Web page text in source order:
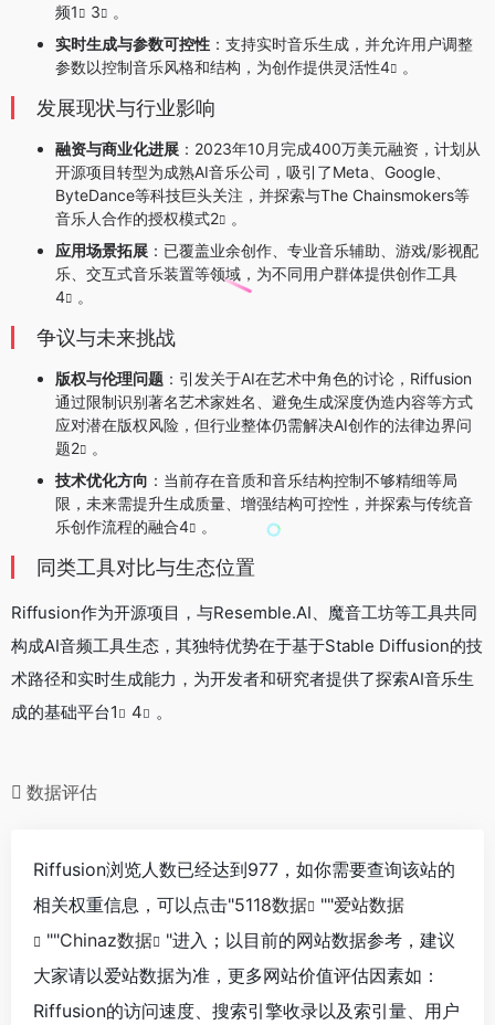
频1 3
。
实时生成与参数可控性 ：支持实时音乐生成，并允许用户调整
参数以控制音乐风格和结构，为创作提供灵活性4 。
发展现状与行业影响
融资与商业化进展 ：2023年10月完成400万美元融资，计划从
开源项目转型为成熟AI音乐公司，吸引了Meta、Google、
ByteDance等科技巨头关注，并探索与The Chainsmokers等
音乐人合作的授权模式2
。
应用场景拓展 ：已覆盖业余创作、专业音乐辅助、游戏/影视配
乐、交互式音乐装置等领域，为不同用户群体提供创作工具
4
。
争议与未来挑战
版权与伦理问题 ：引发关于AI在艺术中角色的讨论，Riffusion
通过限制识别著名艺术家姓名、避免生成深度伪造内容等方式
应对潜在版权风险，但行业整体仍需解决AI创作的法律边界问
题2
。
技术优化方向 ：当前存在音质和音乐结构控制不够精细等局
限，未来需提升生成质量、增强结构可控性，并探索与传统音
乐创作流程的融合4 。
同类工具对比与生态位置
Riffusion作为开源项目，与Resemble.AI、魔音工坊等工具共同
构成AI音频工具生态，其独特优势在于基于Stable Diffusion的技
术路径和实时生成能力，为开发者和研究者提供了探索AI音乐生
成的基础平台1 4 。
数据评估
Riffusion浏览人数已经达到977，如你需要查询该站的
相关权重信息，可以点击"5118数据 ""爱站数据
""Chinaz数据
"进入；以目前的网站数据参考，建议
大家请以爱站数据为准，更多网站价值评估因素如：
Riffusion的访问速度、搜索引擎收录以及索引量、用户